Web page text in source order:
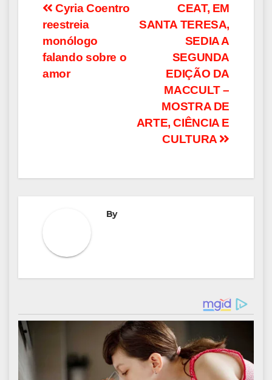
Navegação
de
Post
CEAT, EM
SANTA TERESA,
SEDIA A
SEGUNDA
EDIÇÃO DA
MACCULT –
MOSTRA DE
ARTE, CIÊNCIA E
CULTURA
Cyria Coentro
reestreia
monólogo
falando sobre o
amor
By